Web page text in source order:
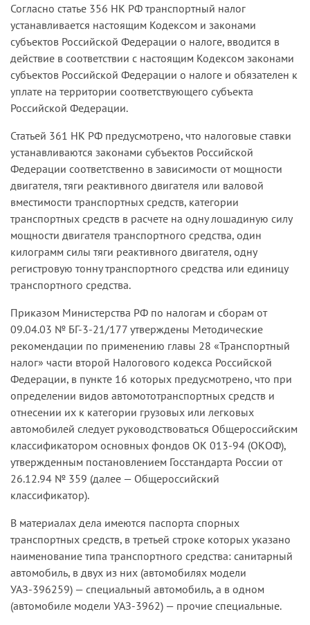
Согласно статье 356 НК РФ транспортный налог
устанавливается настоящим Кодексом и законами
субъектов Российской Федерации о налоге, вводится в
действие в соответствии с настоящим Кодексом законами
субъектов Российской Федерации о налоге и обязателен к
уплате на территории соответствующего субъекта
Российской Федерации.
Статьей 361 НК РФ предусмотрено, что налоговые ставки
устанавливаются законами субъектов Российской
Федерации соответственно в зависимости от мощности
двигателя, тяги реактивного двигателя или валовой
вместимости транспортных средств, категории
транспортных средств в расчете на одну лошадиную силу
мощности двигателя транспортного средства, один
килограмм силы тяги реактивного двигателя, одну
регистровую тонну транспортного средства или единицу
транспортного средства.
Приказом Министерства РФ по налогам и сборам от
09.04.03 № БГ-3-21/177 утверждены Методические
рекомендации по применению главы 28 «Транспортный
налог» части второй Налогового кодекса Российской
Федерации, в пункте 16 которых предусмотрено, что при
определении видов автомототранспортных средств и
отнесении их к категории грузовых или легковых
автомобилей следует руководствоваться Общероссийским
классификатором основных фондов ОК 013-94 (ОКОФ),
утвержденным постановлением Госстандарта России от
26.12.94 № 359 (далее — Общероссийский
классификатор).
В материалах дела имеются паспорта спорных
транспортных средств, в третьей строке которых указано
наименование типа транспортного средства: санитарный
автомобиль, в двух из них (автомобилях модели
УАЗ-396259) — специальный автомобиль, а в одном
(автомобиле модели УАЗ-3962) — прочие специальные.